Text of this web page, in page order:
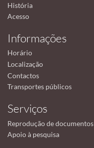
História
Acesso
Informações
Horário
Localização
Contactos
Transportes públicos
Serviços
Reprodução de documentos
Apoio à pesquisa